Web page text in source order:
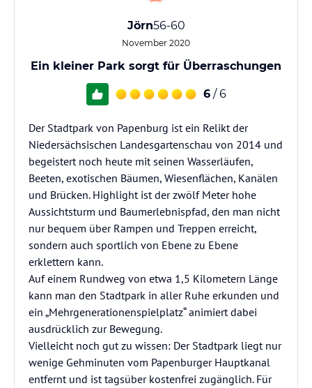
Jörn56-60
November 2020
Ein kleiner Park sorgt für Überraschungen
6 / 6
Der Stadtpark von Papenburg ist ein Relikt der
Niedersächsischen Landesgartenschau von 2014 und
begeistert noch heute mit seinen Wasserläufen,
Beeten, exotischen Bäumen, Wiesenflächen, Kanälen
und Brücken. Highlight ist der zwölf Meter hohe
Aussichtsturm und Baumerlebnispfad, den man nicht
nur bequem über Rampen und Treppen erreicht,
sondern auch sportlich von Ebene zu Ebene
erklettern kann.
Auf einem Rundweg von etwa 1,5 Kilometern Länge
kann man den Stadtpark in aller Ruhe erkunden und
ein „Mehrgenerationenspielplatz“ animiert dabei
ausdrücklich zur Bewegung.
Vielleicht noch gut zu wissen: Der Stadtpark liegt nur
wenige Gehminuten vom Papenburger Hauptkanal
entfernt und ist tagsüber kostenfrei zugänglich. Für